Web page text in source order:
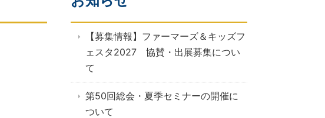
【募集情報】ファーマーズ＆キッズフ
ェスタ2027 協賛・出展募集につい
て
第50回総会・夏季セミナーの開催に
ついて